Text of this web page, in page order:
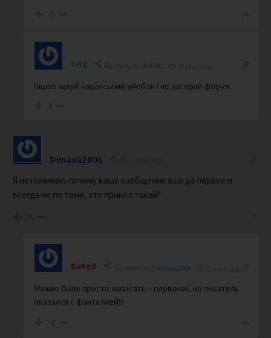
-1
brig BuKeD
Пішов нахуй кацапський уйобок і не засерай форум.
3
Dimaxa2006
Я не понимаю почему ваше сообщение всегда первое и
всегда не по теме, это прикол такой?
7
BuKeD Dimaxa2006
Можно было просто написать – первонах, но писатель
оказался с фантазией))
-4